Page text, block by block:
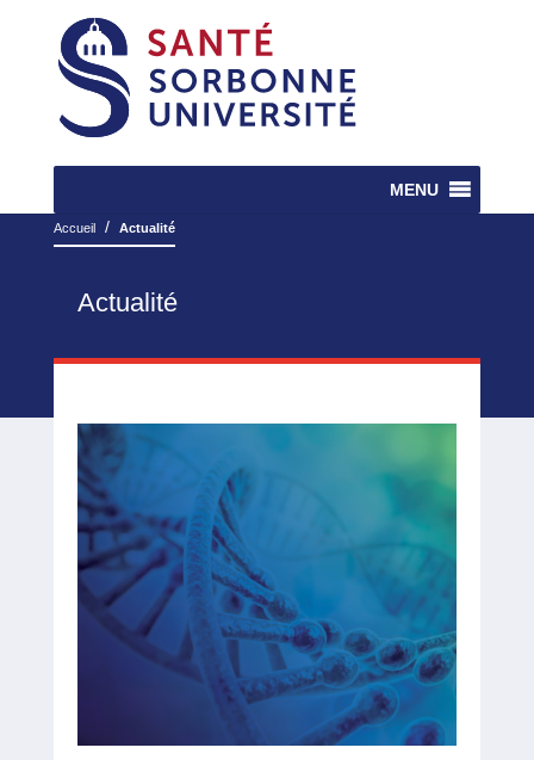
MENU
Accueil/ Actualité
Actualité